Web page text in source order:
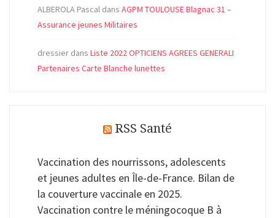
ALBEROLA Pascal dans AGPM TOULOUSE Blagnac 31 –
Assurance jeunes Militaires
dressier dans Liste 2022 OPTICIENS AGREES GENERALI
Partenaires Carte Blanche lunettes
RSS Santé
Vaccination des nourrissons, adolescents
et jeunes adultes en Île-de-France. Bilan de
la couverture vaccinale en 2025.
Vaccination contre le méningocoque B à